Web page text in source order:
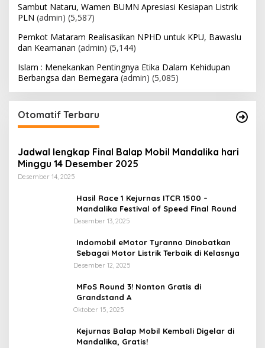
Sambut Nataru, Wamen BUMN Apresiasi Kesiapan Listrik
PLN (admin) (5,587)
Pemkot Mataram Realisasikan NPHD untuk KPU, Bawaslu
dan Keamanan (admin) (5,144)
Islam : Menekankan Pentingnya Etika Dalam Kehidupan
Berbangsa dan Bernegara (admin) (5,085)
Otomatif Terbaru
Jadwal lengkap Final Balap Mobil Mandalika hari
Minggu 14 Desember 2025
Desember 14, 2025
Hasil Race 1 Kejurnas ITCR 1500 –
Mandalika Festival of Speed Final Round
Desember 13, 2025
Indomobil eMotor Tyranno Dinobatkan
Sebagai Motor Listrik Terbaik di Kelasnya
Desember 12, 2025
MFoS Round 3! Nonton Gratis di
Grandstand A
Oktober 15, 2025
Kejurnas Balap Mobil Kembali Digelar di
Mandalika, Gratis!